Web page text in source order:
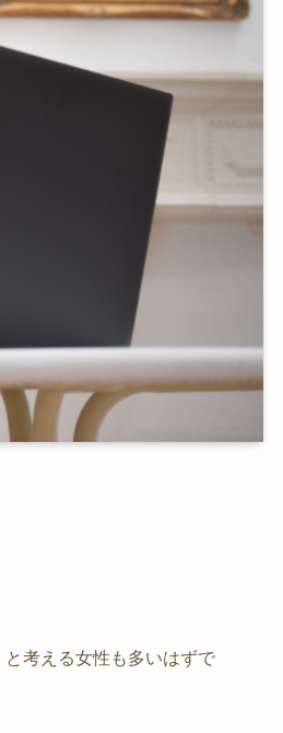
考える女性も多いはずで